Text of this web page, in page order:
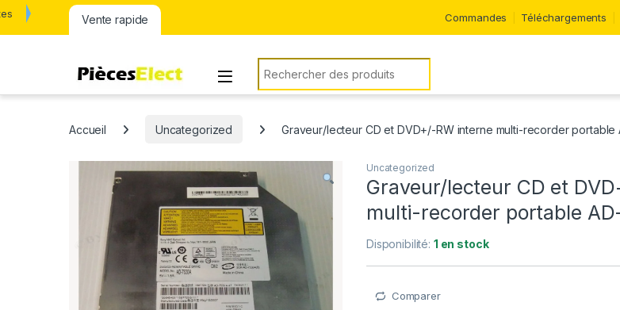
Vente rapide Commandes Téléchargements
Rechercher:
Accueil Uncategorized Graveur/lecteur CD et DVD+/-RW interne multi-recorder portable
Uncategorized
Graveur/lecteur CD et
multi-recorder portable
Disponibilité: 1 en stock
Comparer